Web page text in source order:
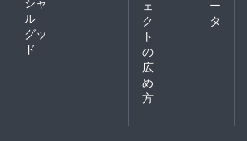
ル
グッ
ド
ェ
ク
ト
の
広
め
方
ー
タ